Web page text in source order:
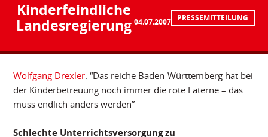
Kinderfeindliche
Landesregierung 04.07.2007 PRESSEMITTEILUNG
Wolfgang Drexler: “Das reiche Baden-Württemberg hat bei
der Kinderbetreuung noch immer die rote Laterne – das
muss endlich anders werden”
Schlechte Unterrichtsversorgung zu